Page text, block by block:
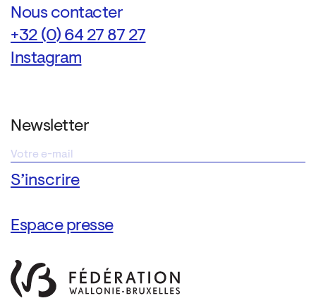
Nous contacter
+32 (0) 64 27 87 27
Instagram
Newsletter
Espace presse